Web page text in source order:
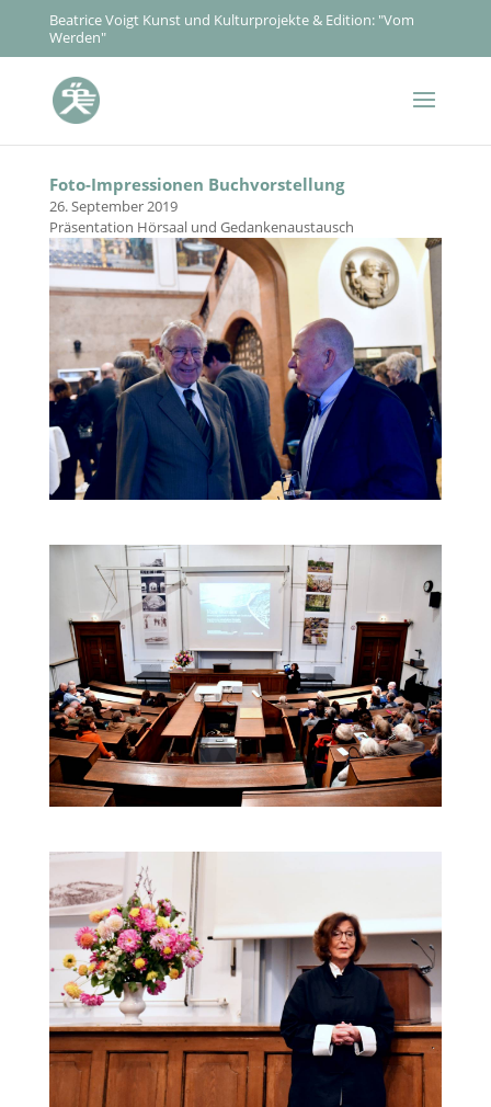
Beatrice Voigt Kunst und Kulturprojekte & Edition: "Vom
Werden"
Foto-Impressionen Buchvorstellung
26. September 2019
Präsentation Hörsaal und Gedankenaustausch